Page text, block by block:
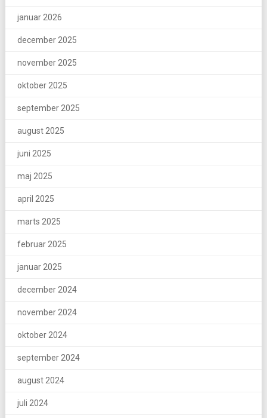
januar 2026
december 2025
november 2025
oktober 2025
september 2025
august 2025
juni 2025
maj 2025
april 2025
marts 2025
februar 2025
januar 2025
december 2024
november 2024
oktober 2024
september 2024
august 2024
juli 2024